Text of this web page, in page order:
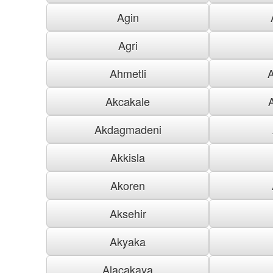
Agin
Agri
Ahmetli
Akcakale
Akdagmadeni
Akkisla
Akoren
Aksehir
Akyaka
Alacakaya